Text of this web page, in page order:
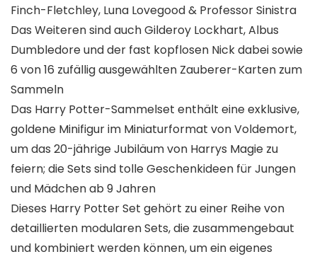
Finch-Fletchley, Luna Lovegood & Professor Sinistra
Das Weiteren sind auch Gilderoy Lockhart, Albus
Dumbledore und der fast kopflosen Nick dabei sowie
6 von 16 zufällig ausgewählten Zauberer-Karten zum
Sammeln
Das Harry Potter-Sammelset enthält eine exklusive,
goldene Minifigur im Miniaturformat von Voldemort,
um das 20-jährige Jubiläum von Harrys Magie zu
feiern; die Sets sind tolle Geschenkideen für Jungen
und Mädchen ab 9 Jahren
Dieses Harry Potter Set gehört zu einer Reihe von
detaillierten modularen Sets, die zusammengebaut
und kombiniert werden können, um ein eigenes